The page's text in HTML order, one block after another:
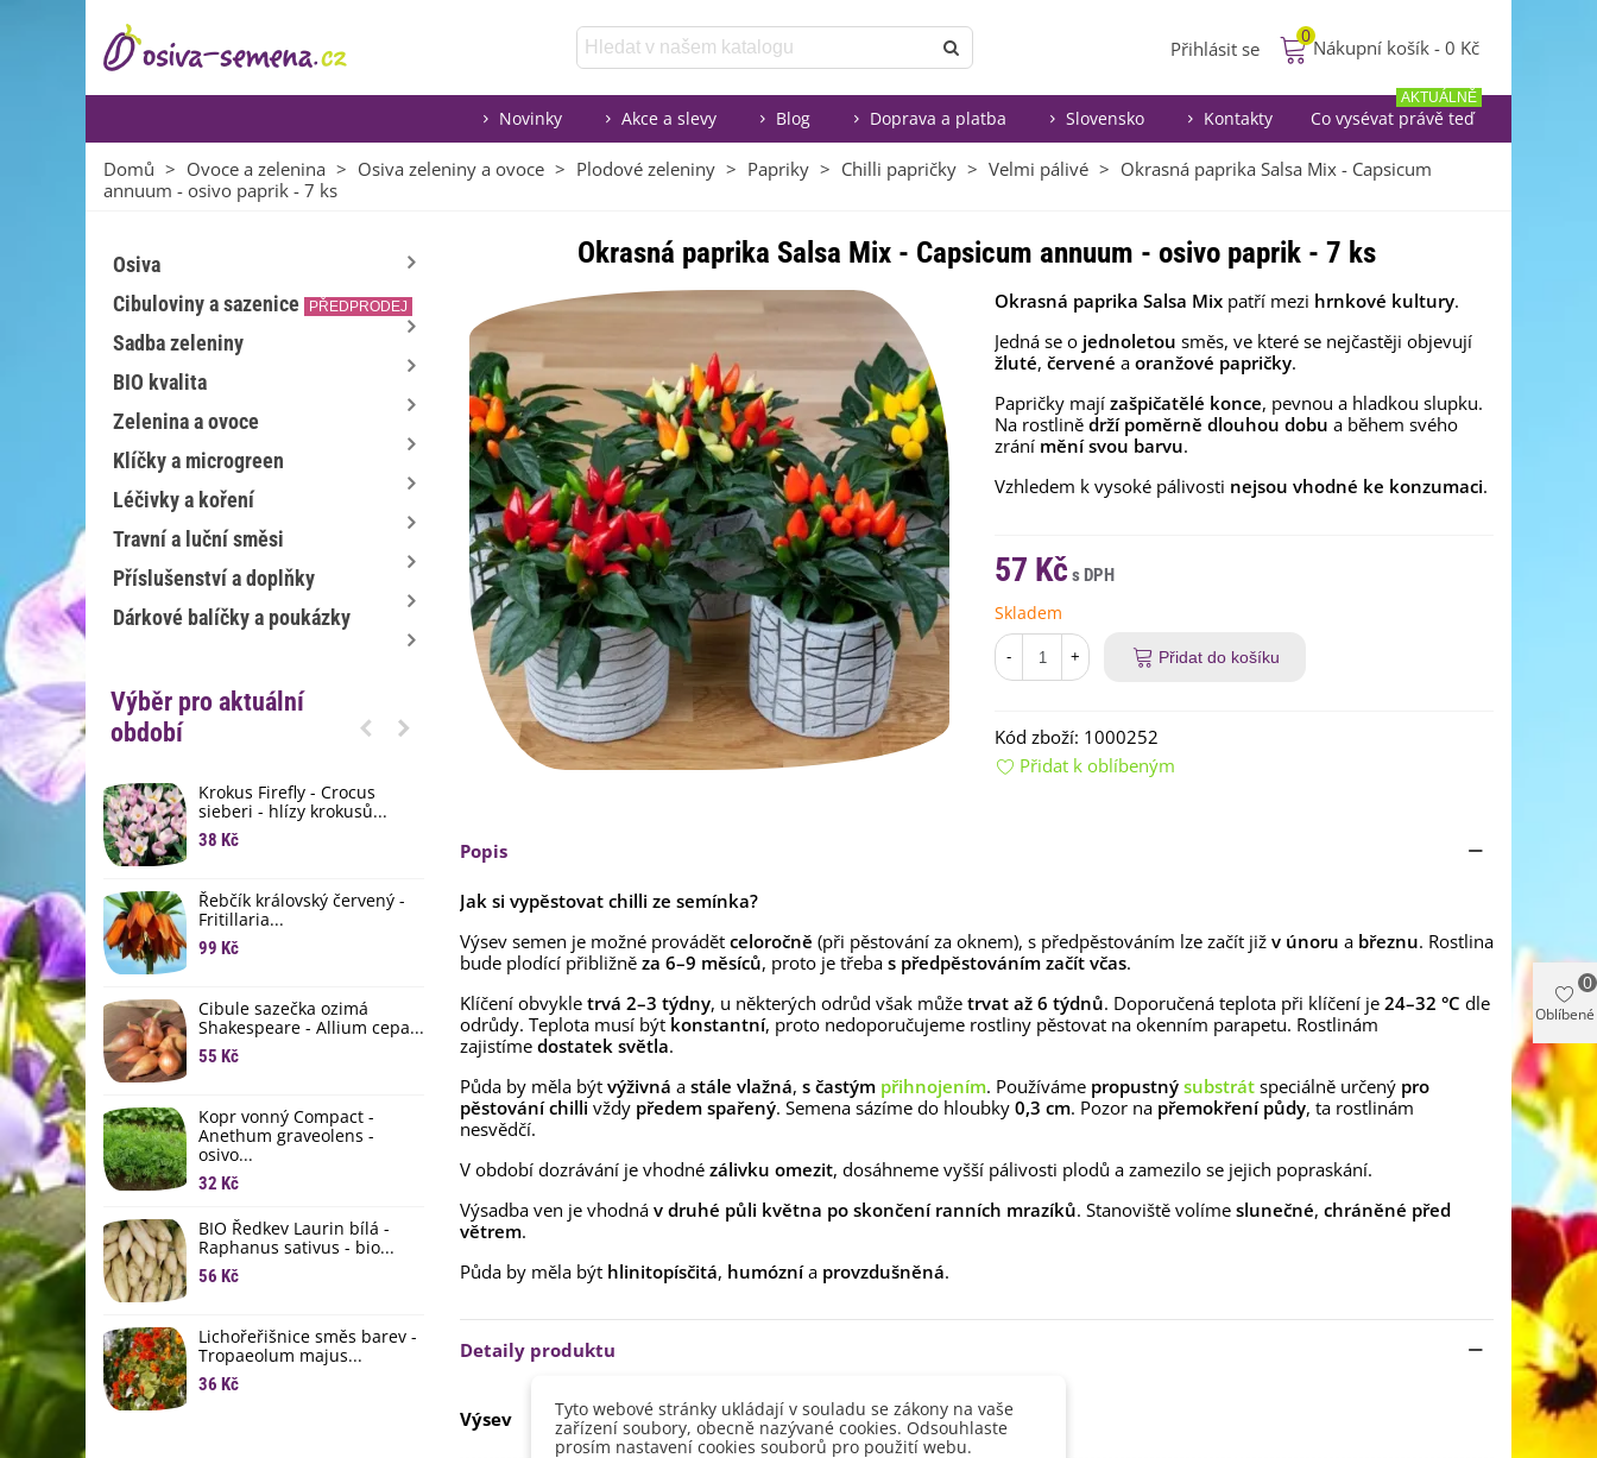
Přihlásit se
0
Nákupní košík - 0 Kč
Novinky Akce a slevy Blog Doprava a platba Slovensko Kontakty Co vysévat právě teď
AKTUÁLNĚ
Domů > Ovoce a zelenina > Osiva zeleniny a ovoce > Plodové zeleniny > Papriky > Chilli papričky > Velmi pálivé > Okrasná paprika Salsa Mix - Capsicum
annuum - osivo paprik - 7 ks
Osiva
Cibuloviny a sazenice
PŘEDPRODEJ
Sadba zeleniny
BIO kvalita
Zelenina a ovoce
Klíčky a microgreen
Léčivky a koření
Travní a luční směsi
Příslušenství a doplňky
Dárkové balíčky a poukázky
Výběr pro aktuální
období
Krokus Firefly - Crocus
sieberi - hlízy krokusů...
38 Kč
Řebčík královský červený -
Fritillaria...
99 Kč
Cibule sazečka ozimá
Shakespeare - Allium cepa...
55 Kč
Kopr vonný Compact -
Anethum graveolens -
osivo...
32 Kč
BIO Ředkev Laurin bílá -
Raphanus sativus - bio...
56 Kč
Lichořeřišnice směs barev -
Tropaeolum majus...
36 Kč
plochu - výsevný...
Mrkev pozdní Cidera -
Daucus carota - osivo...
34 Kč
lilií - 1 ks
60 Kč 85 Kč -30%
Begonie plnokvětá žlutá -
Begonia superba -...
60 Kč 85 Kč -30%
Blahovičník - Eukalyptus...
Okrasná paprika Salsa Mix - Capsicum annuum - osivo paprik - 7 ks
Okrasná paprika Salsa Mix patří mezi hrnkové kultury.
Jedná se o jednoletou směs, ve které se nejčastěji objevují
žluté, červené a oranžové papričky.
Papričky mají zašpičatělé konce, pevnou a hladkou slupku.
Na rostlině drží poměrně dlouhou dobu a během svého
zrání mění svou barvu.
Vzhledem k vysoké pálivosti nejsou vhodné ke konzumaci.
57 Kč
Skladem
- + Přidat do košíku
Kód zboží: 1000252
Přidat k oblíbeným
Popis
Jak si vypěstovat chilli ze semínka?
Výsev semen je možné provádět celoročně (při pěstování za oknem), s předpěstováním lze začít již v únoru a březnu. Rostlina
bude plodící přibližně za 6–9 měsíců, proto je třeba s předpěstováním začít včas.
Klíčení obvykle trvá 2–3 týdny, u některých odrůd však může trvat až 6 týdnů. Doporučená teplota při klíčení je 24–32 °C dle
odrůdy. Teplota musí být konstantní, proto nedoporučujeme rostliny pěstovat na okenním parapetu. Rostlinám
zajistíme dostatek světla.
Půda by měla být výživná a stále vlažná, s častým přihnojením. Používáme propustný substrát speciálně určený pro
pěstování chilli vždy předem spařený. Semena sázíme do hloubky 0,3 cm. Pozor na přemokření půdy, ta rostlinám
nesvědčí.
V období dozrávání je vhodné zálivku omezit, dosáhneme vyšší pálivosti plodů a zamezilo se jejich popraskání.
Výsadba ven je vhodná v druhé půli května po skončení ranních mrazíků. Stanoviště volíme slunečné, chráněné před
větrem.
Půda by měla být hlinitopísčitá, humóznía provzdušněná.
Detaily produktu
Výsev
Březen
Únor
Oblíbené
0
Tyto webové stránky ukládají v souladu se zákony na vaše
zařízení soubory, obecně nazývané cookies. Odsouhlaste
prosím nastavení cookies souborů pro použití webu.